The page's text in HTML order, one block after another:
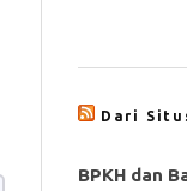
Dari
BPKH dan